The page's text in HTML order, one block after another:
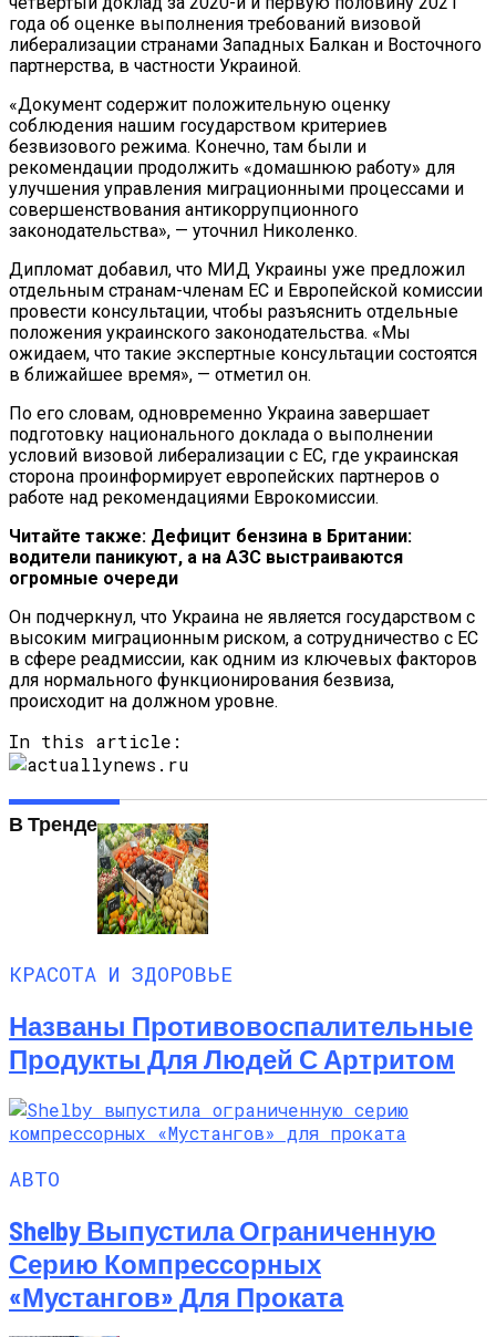
Названы Подержанные Автомобили
Из Европы, Которые Чаще Всего
Покупают Украинцы
года об оценке выполнения требований визовой
либерализации странами Западных Балкан и Восточного
партнерства, в частности Украиной.
«Документ содержит положительную оценку
соблюдения нашим государством критериев
безвизового режима. Конечно, там были и
рекомендации продолжить «домашнюю работу» для
улучшения управления миграционными процессами и
совершенствования антикоррупционного
законодательства», — уточнил Николенко.
Дипломат добавил, что МИД Украины уже предложил
отдельным странам-членам ЕС и Европейской комиссии
провести консультации, чтобы разъяснить отдельные
положения украинского законодательства. «Мы
ожидаем, что такие экспертные консультации состоятся
в ближайшее время», — отметил он.
По его словам, одновременно Украина завершает
подготовку национального доклада о выполнении
условий визовой либерализации с ЕС, где украинская
сторона проинформирует европейских партнеров о
работе над рекомендациями Еврокомиссии.
Читайте также: Дефицит бензина в Британии:
водители паникуют, а на АЗС выстраиваются
огромные очереди
Он подчеркнул, что Украина не является государством с
высоким миграционным риском, а сотрудничество с ЕС
в сфере реадмиссии, как одним из ключевых факторов
для нормального функционирования безвиза,
происходит на должном уровне.
In this article:
В Тренде
КРАСОТА И ЗДОРОВЬЕ
Названы Противовоспалительные
Продукты Для Людей С Артритом
АВТО
Shelby Выпустила Ограниченную
Серию Компрессорных
«Мустангов» Для Проката